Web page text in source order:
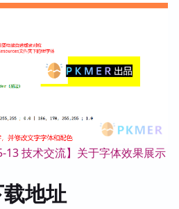
13 技术交流】关于字体效果展示
地址